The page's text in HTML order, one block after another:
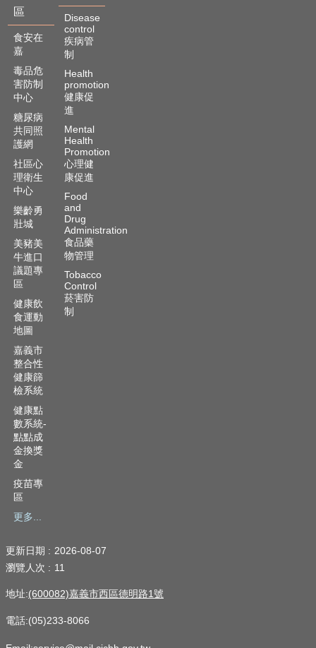
區
食安在
嘉
毒品危
害防制
中心
糖尿病
共同照
護網
社區心
理衛生
中心
樂齡勇
壯城
美豬美
牛進口
議題專
區
健康飲
食運動
地圖
嘉義市
整合性
健康篩
檢系統
健康點
數系統-
點點成
金換獎
金
疫苗專
區
更多...
Disease
control
疾病管
制
Health
promotion
健康促
進
Mental
Health
Promotion
心理健
康促進
Food
and
Drug
Administration
食品藥
物管理
Tobacco
Control
菸害防
制
更新日期
2026-08-07
瀏覽人次
11
地址:(600082)嘉義市西區德明路1號
電話:(05)233-8066